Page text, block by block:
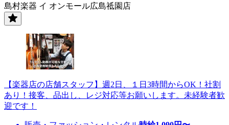
島村楽器 イ オンモール広島祗園店
【楽器店の店舗スタッフ】週2日、１日3時間からOK！社割
あり！接客、品出し、レジ対応等お願いします。未経験者歓
迎です！